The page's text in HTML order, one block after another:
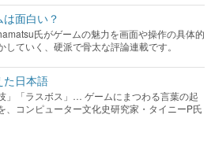
面白い？
氏がゲームの魅力を画面や操作の具体的
していく、硬派で骨太な評論連載です。
た日本語
」「ラスボス」… ゲームにまつわる言葉の起
、コンピューター文化史研究家・タイニーP氏